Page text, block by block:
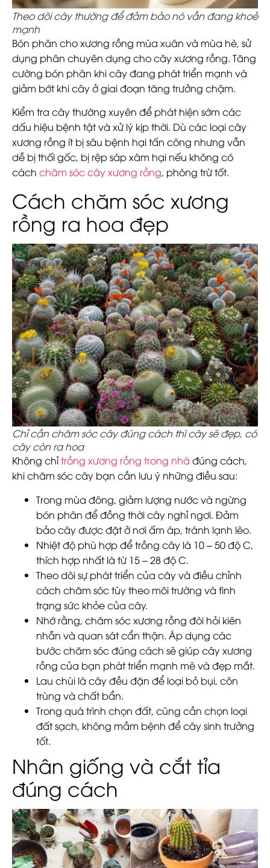
Theo dõi cây thường để đảm bảo nó vẫn đang khoẻ
mạnh
Bón phân cho xương rồng mùa xuân và mùa hè, sử
dụng phân chuyên dụng cho cây xương rồng. Tăng
cường bón phân khi cây đang phát triển mạnh và
giảm bớt khi cây ở giai đoạn tăng trưởng chậm.
Kiểm tra cây thường xuyên để phát hiện sớm các
dấu hiệu bệnh tật và xử lý kịp thời. Dù các loại cây
xương rồng ít bị sâu bệnh hại tấn công nhưng vẫn
dễ bị thối gốc, bị rệp sáp xâm hại nếu không có
cách chăm sóc cây xương rồng, phòng trừ tốt.
Cách chăm sóc xương
rồng ra hoa đẹp
Chỉ cần chăm sóc cây đúng cách thì cây sẽ đẹp, có
cây còn ra hoa
Không chỉtrồng xương rồng trong nhà đúng cách,
khi chăm sóc cây bạn cần lưu ý những điều sau:
Trong mùa đông, giảm lượng nước và ngừng
bón phân để đồng thời cây nghỉ ngơi. Đảm
bảo cây được đặt ở nơi ấm áp, tránh lạnh lẽo.
Nhiệt độ phù hợp để trồng cây là 10 – 50 độ C,
thích hợp nhất là từ 15 – 28 độ C.
Theo dõi sự phát triển của cây và điều chỉnh
cách chăm sóc tùy theo môi trường và tình
trạng sức khỏe của cây.
Nhớ rằng, chăm sóc xương rồng đòi hỏi kiên
nhẫn và quan sát cẩn thận. Áp dụng các
bước chăm sóc đúng cách sẽ giúp cây xương
rồng của bạn phát triển mạnh mẽ và đẹp mắt.
Lau chùi lá cây đều đặn để loại bỏ bụi, côn
trùng và chất bẩn.
Trong quá trình chọn đất, cũng cần chọn loại
đất sạch, không mầm bệnh để cây sinh trưởng
tốt.
Nhân giống và cắt tỉa
đúng cách